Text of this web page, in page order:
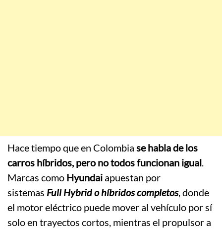
Hace tiempo que en Colombia se habla de los
carros híbridos, pero no todos funcionan igual.
Marcas como Hyundai apuestan por
sistemas Full Hybrid o híbridos completos, donde
el motor eléctrico puede mover al vehículo por sí
solo en trayectos cortos, mientras el propulsor a